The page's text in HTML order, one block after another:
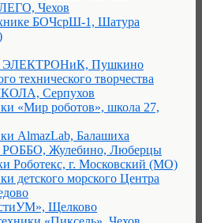
ЛЕГО, Чехов
БОЧсрШ-1, Шатура
ЭЛЕКТРОНиК, Пушкино
технического творчества
Серпухов
«Мир роботов», школа 27,
AlmazLab, Балашиха
РОББО, Жулебино, Люберцы
Роботекс, г. Московский (МО)
детского морского Центра
Щелково